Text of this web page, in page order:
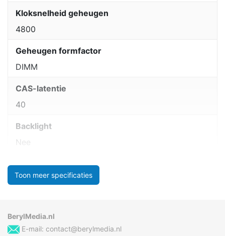
Kloksnelheid geheugen
4800
Geheugen formfactor
DIMM
CAS-latentie
40
Backlight
Nee
Toon meer specificaties
BerylMedia.nl
E-mail: contact@berylmedia.nl